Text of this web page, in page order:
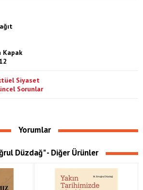
Kapak
Siyaset
Sorunlar
Yorumlar
Düzdağ" - Diğer Ürünler